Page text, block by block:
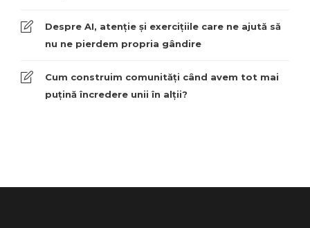
Despre AI, atenție și exercițiile care ne ajută să
nu ne pierdem propria gândire
Cum construim comunități când avem tot mai
puțină încredere unii în alții?